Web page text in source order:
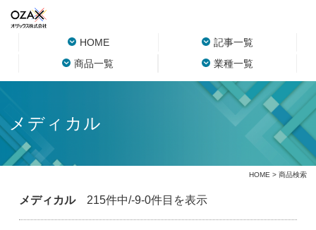
HOME
記事一覧
商品一覧
業種一覧
メディカル
HOME > 商品検索
メディカル215件中/-9-0件目を表示